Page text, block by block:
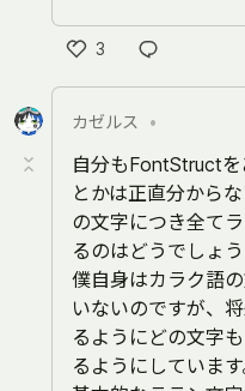
3
い
ね
カゼルス •
自分もFontStruct
とかは正直分から
の文字につき全て
るのはどうでしょう
僕自身はカラク語
いないのですが、
るようにどの文字
るようにしています